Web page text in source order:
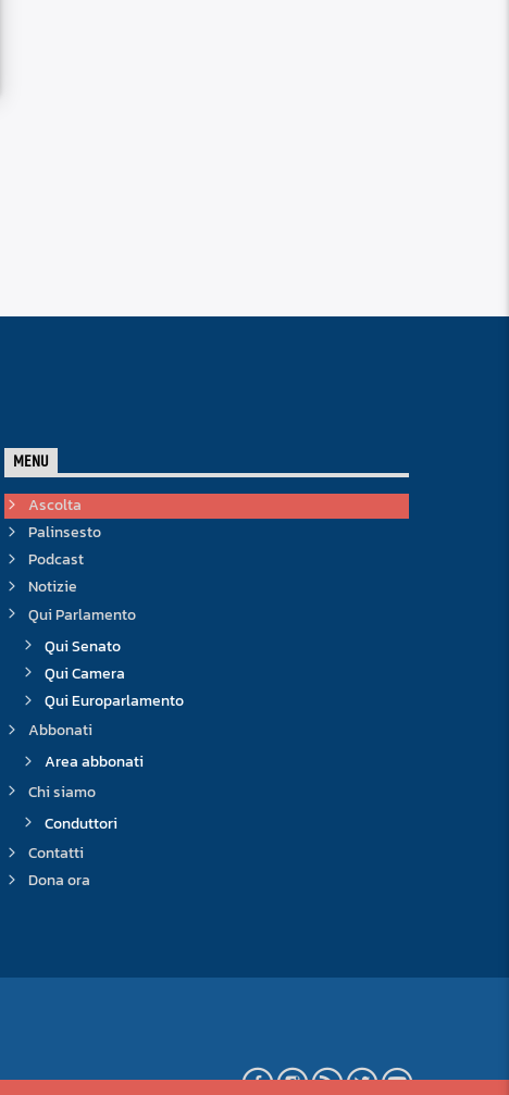
MENU
Ascolta
Palinsesto
Podcast
Notizie
Qui Parlamento
Qui Senato
Qui Camera
Qui Europarlamento
Abbonati
Area abbonati
Chi siamo
Conduttori
Contatti
Dona ora